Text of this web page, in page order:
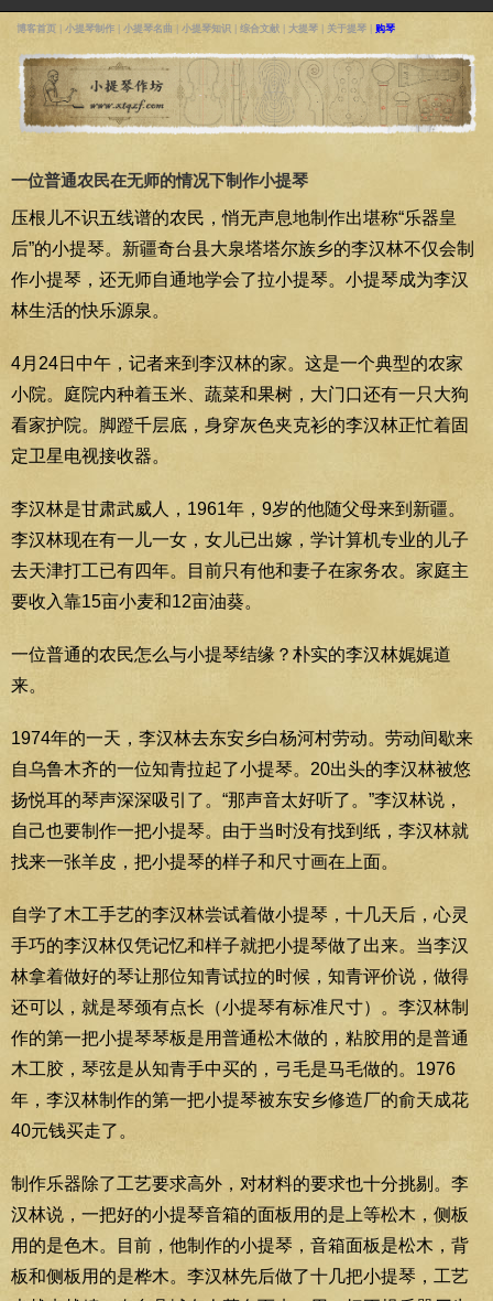
博客首页 小提琴制作 小提琴名曲 小提琴知识 综合文献 大提琴 关于提琴 购琴
一位普通农民在无师的情况下制作小提琴
压根儿不识五线谱的农民，悄无声息地制作出堪称“乐器皇
后”的小提琴。新疆奇台县大泉塔塔尔族乡的李汉林不仅会制
作小提琴，还无师自通地学会了拉小提琴。小提琴成为李汉
林生活的快乐源泉。
4月24日中午，记者来到李汉林的家。这是一个典型的农家
小院。庭院内种着玉米、蔬菜和果树，大门口还有一只大狗
看家护院。脚蹬千层底，身穿灰色夹克衫的李汉林正忙着固
定卫星电视接收器。
李汉林是甘肃武威人，1961年，9岁的他随父母来到新疆。
李汉林现在有一儿一女，女儿已出嫁，学计算机专业的儿子
去天津打工已有四年。目前只有他和妻子在家务农。家庭主
要收入靠15亩小麦和12亩油葵。
一位普通的农民怎么与小提琴结缘？朴实的李汉林娓娓道
来。
1974年的一天，李汉林去东安乡白杨河村劳动。劳动间歇来
自乌鲁木齐的一位知青拉起了小提琴。20出头的李汉林被悠
扬悦耳的琴声深深吸引了。“那声音太好听了。”李汉林说，
自己也要制作一把小提琴。由于当时没有找到纸，李汉林就
找来一张羊皮，把小提琴的样子和尺寸画在上面。
自学了木工手艺的李汉林尝试着做小提琴，十几天后，心灵
手巧的李汉林仅凭记忆和样子就把小提琴做了出来。当李汉
林拿着做好的琴让那位知青试拉的时候，知青评价说，做得
还可以，就是琴颈有点长（小提琴有标准尺寸）。李汉林制
作的第一把小提琴琴板是用普通松木做的，粘胶用的是普通
木工胶，琴弦是从知青手中买的，弓毛是马毛做的。1976
年，李汉林制作的第一把小提琴被东安乡修造厂的俞天成花
40元钱买走了。
制作乐器除了工艺要求高外，对材料的要求也十分挑剔。李
汉林说，一把好的小提琴音箱的面板用的是上等松木，侧板
用的是色木。目前，他制作的小提琴，音箱面板是松木，背
板和侧板用的是桦木。李汉林先后做了十几把小提琴，工艺